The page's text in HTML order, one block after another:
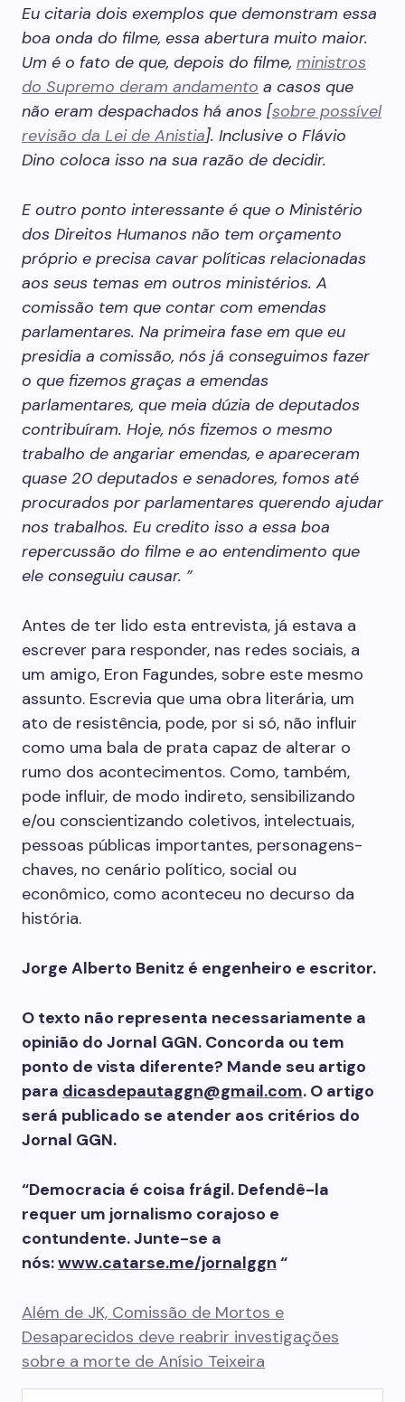
Eu citaria dois exemplos que demonstram essa
boa onda do filme, essa abertura muito maior.
Um é o fato de que, depois do filme, ministros
do Supremo deram andamento a casos que
não eram despachados há anos [sobre possível
revisão da Lei de Anistia]. Inclusive o Flávio
Dino coloca isso na sua razão de decidir.
E outro ponto interessante é que o Ministério
dos Direitos Humanos não tem orçamento
próprio e precisa cavar políticas relacionadas
aos seus temas em outros ministérios. A
comissão tem que contar com emendas
parlamentares. Na primeira fase em que eu
presidia a comissão, nós já conseguimos fazer
o que fizemos graças a emendas
parlamentares, que meia dúzia de deputados
contribuíram. Hoje, nós fizemos o mesmo
trabalho de angariar emendas, e apareceram
quase 20 deputados e senadores, fomos até
procurados por parlamentares querendo ajudar
nos trabalhos. Eu credito isso a essa boa
repercussão do filme e ao entendimento que
ele conseguiu causar. ”
Antes de ter lido esta entrevista, já estava a
escrever para responder, nas redes sociais, a
um amigo, Eron Fagundes, sobre este mesmo
assunto. Escrevia que uma obra literária, um
ato de resistência, pode, por si só, não influir
como uma bala de prata capaz de alterar o
rumo dos acontecimentos. Como, também,
pode influir, de modo indireto, sensibilizando
e/ou conscientizando coletivos, intelectuais,
pessoas públicas importantes, personagens-
chaves, no cenário político, social ou
econômico, como aconteceu no decurso da
história.
Jorge Alberto Benitz é engenheiro e escritor.
O texto não representa necessariamente a
opinião do Jornal GGN. Concorda ou tem
ponto de vista diferente? Mande seu artigo
para dicasdepautaggn@gmail.com. O artigo
será publicado se atender aos critérios do
Jornal GGN.
“Democracia é coisa frágil. Defendê-la
requer um jornalismo corajoso e
contundente. Junte-se a
nós:www.catarse.me/jornalggn “
Além de JK, Comissão de Mortos e
Desaparecidos deve reabrir investigações
sobre a morte de Anísio Teixeira